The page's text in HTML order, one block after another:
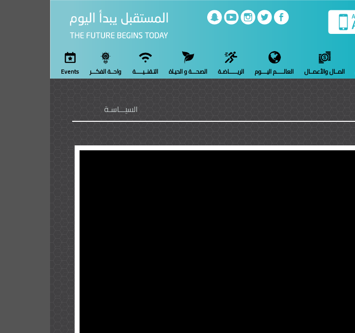
المــال والأعمــال العالـــــم اليــــوم الريــــــاضـة الصحـــة و الحيـاة التـقنــيـــــة واحــة الفكـــر Events
السيـــاسـة